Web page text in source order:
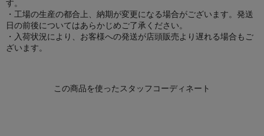
す。
・工場の生産の都合上、納期が変更になる場合がございます。発送
日の前後についてはあらかじめご了承ください。
・入荷状況により、お客様への発送が店頭販売より遅れる場合もご
ざいます。